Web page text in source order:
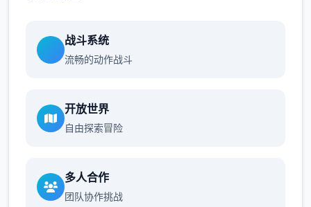
战斗系统
流畅的动作战斗
开放世界
自由探索冒险
多人合作
团队协作挑战